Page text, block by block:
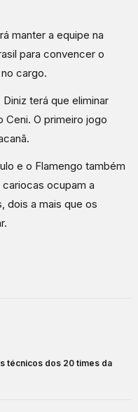
manter a equipe na
para convencer o
cargo.
terá que eliminar
Ceni. O primeiro jogo
e o Flamengo também
ocupam a
dois a mais que os
técnicos dos 20 times da